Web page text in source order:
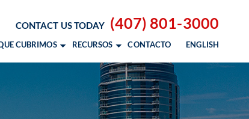
CONTACT US TODAY (407) 801-3000
CUBRIMOS RECURSOS
DE LESIONES PERSONALES
CONTACTO ENGLISH